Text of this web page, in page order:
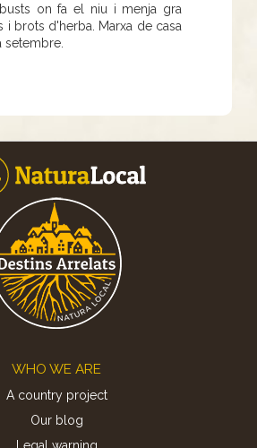
on fa el niu i menja gra
i brots d'herba. Marxa de casa
setembre.
WHO WE ARE
A country project
Our blog
Legal warning